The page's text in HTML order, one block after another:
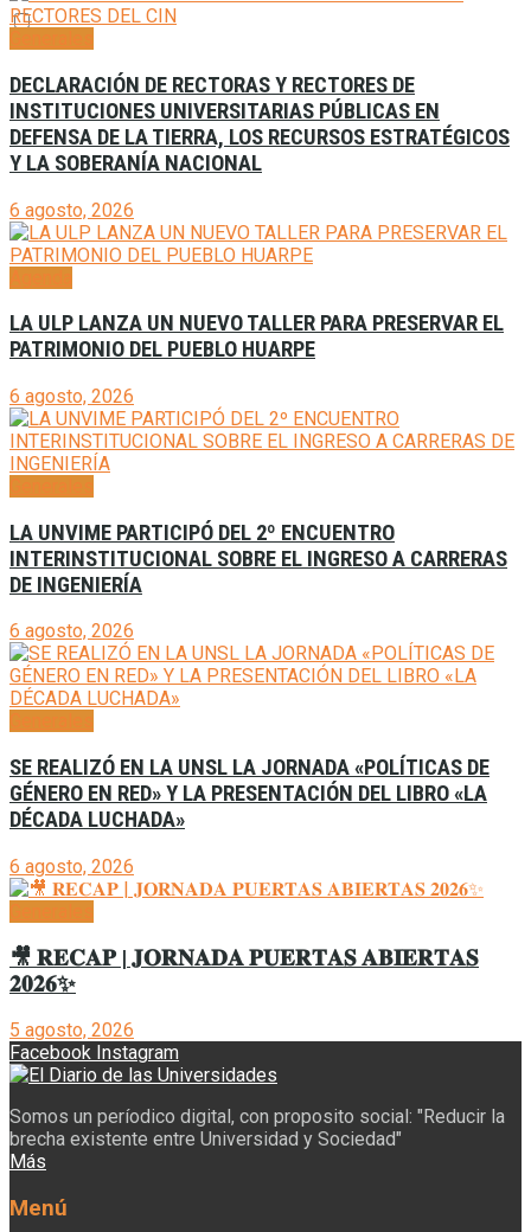
DECLARACIÓN DE RECTORAS Y RECTORES DE
INSTITUCIONES UNIVERSITARIAS PÚBLICAS EN
DEFENSA DE LA TIERRA, LOS RECURSOS ESTRATÉGICOS
Y LA SOBERANÍA NACIONAL
6 agosto, 2026
LA ULP LANZA UN NUEVO TALLER PARA PRESERVAR EL
PATRIMONIO DEL PUEBLO HUARPE
6 agosto, 2026
LA UNVIME PARTICIPÓ DEL 2º ENCUENTRO
INTERINSTITUCIONAL SOBRE EL INGRESO A CARRERAS
DE INGENIERÍA
6 agosto, 2026
SE REALIZÓ EN LA UNSL LA JORNADA «POLÍTICAS DE
GÉNERO EN RED» Y LA PRESENTACIÓN DEL LIBRO «LA
DÉCADA LUCHADA»
6 agosto, 2026
🎥 𝐑𝐄𝐂𝐀𝐏 | 𝐉𝐎𝐑𝐍𝐀𝐃𝐀 𝐏𝐔𝐄𝐑𝐓𝐀𝐒 𝐀𝐁𝐈𝐄𝐑𝐓𝐀𝐒
𝟐𝟎𝟐𝟔✨
5 agosto, 2026
Facebook Instagram
Somos un períodico digital, con proposito social: "Reducir la
brecha existente entre Universidad y Sociedad"
Más
Menú